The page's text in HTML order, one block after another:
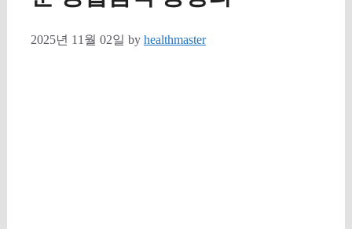
2025년 11월 02일 by healthmaster